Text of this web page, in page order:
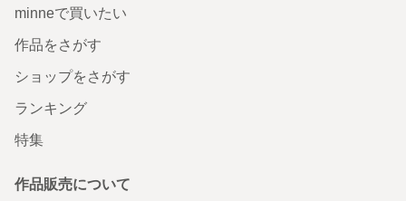
minneで買いたい
作品をさがす
ショップをさがす
ランキング
特集
作品販売について